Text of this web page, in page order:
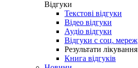
Відгуки
Текстові відгуки
Відео відгуки
Аудіо відгуки
Відгуки с соц. мереж
Результати лікування
Книга відгуків